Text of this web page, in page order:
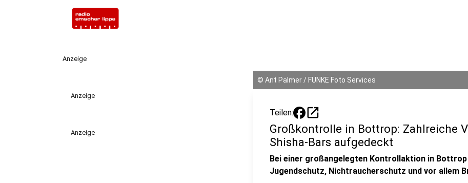
Anzeige
Anzeige
Anzeige
© Ant Palmer / FUNKE Foto Services
Teilen: open_in_new
Großkontrolle in Bottrop: Zahlreiche
Shisha-Bars aufgedeckt
Bei einer großangelegten Kontrollaktion in
Jugendschutz, Nichtraucherschutz und vor allem